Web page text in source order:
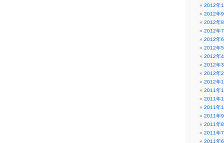
2012年
2012年9
2012年8
2012年7
2012年6
2012年5
2012年4
2012年3
2012年2
2012年1
2011年
2011年
2011年
2011年9
2011年8
2011年7
2011年6